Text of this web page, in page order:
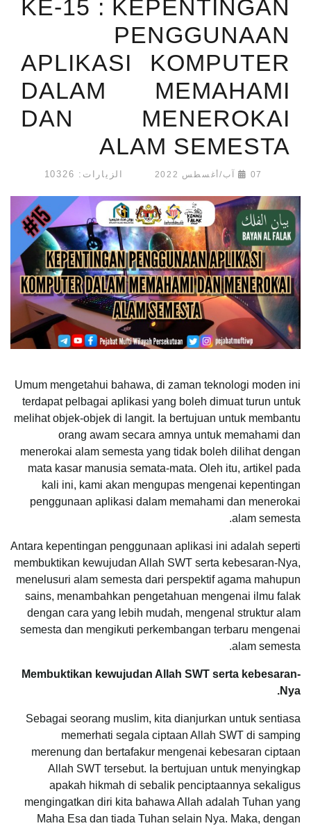
KE-15 : KEPENTINGAN
PENGGUNAAN
APLIKASI KOMPUTER
DALAM MEMAHAMI
DAN MENEROKAI
ALAM SEMESTA
07 آب/أغسطس 2022 الزيارات: 10326
Umum mengetahui bahawa, di zaman teknologi moden ini
terdapat pelbagai aplikasi yang boleh dimuat turun untuk
melihat objek-objek di langit. Ia bertujuan untuk membantu
orang awam secara amnya untuk memahami dan
menerokai alam semesta yang tidak boleh dilihat dengan
mata kasar manusia semata-mata. Oleh itu, artikel pada
kali ini, kami akan mengupas mengenai kepentingan
penggunaan aplikasi dalam memahami dan menerokai
alam semesta.
Antara kepentingan penggunaan aplikasi ini adalah seperti
membuktikan kewujudan Allah SWT serta kebesaran-Nya,
menelusuri alam semesta dari perspektif agama mahupun
sains, menambahkan pengetahuan mengenai ilmu falak
dengan cara yang lebih mudah, mengenal struktur alam
semesta dan mengikuti perkembangan terbaru mengenai
alam semesta.
Membuktikan kewujudan Allah SWT serta kebesaran-
Nya.
Sebagai seorang muslim, kita dianjurkan untuk sentiasa
memerhati segala ciptaan Allah SWT di samping
merenung dan bertafakur mengenai kebesaran ciptaan
Allah SWT tersebut. Ia bertujuan untuk menyingkap
apakah hikmah di sebalik penciptaannya sekaligus
mengingatkan diri kita bahawa Allah adalah Tuhan yang
Maha Esa dan tiada Tuhan selain Nya. Maka, dengan